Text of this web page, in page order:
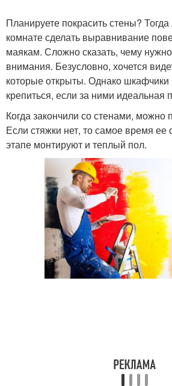
Планируете покрасить стены?
комнате сделать выравнивание
маякам. Сложно сказать, чему
внимания. Безусловно, хочется
которые открыты. Однако шкафчики
крепиться, если за ними идеальная
Когда закончили со стенами, можно
Если стяжки нет, то самое время ее
этапе монтируют и теплый пол.